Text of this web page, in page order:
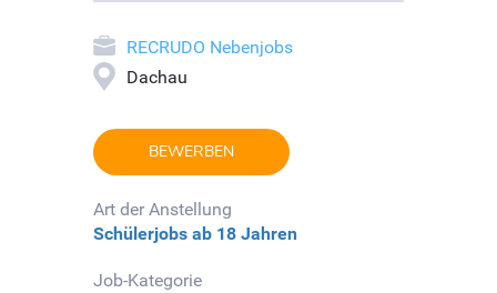
RECRUDO Nebenjobs
Dachau
BEWERBEN
Art der Anstellung
Schülerjobs ab 18 Jahren
Job-Kategorie